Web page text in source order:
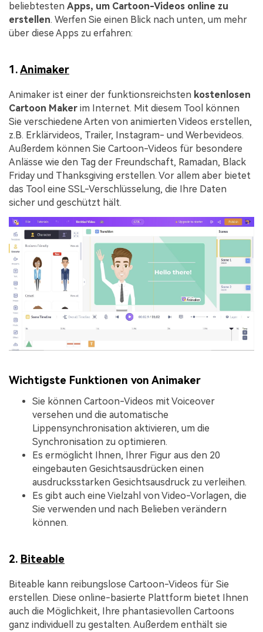
beliebtesten Apps, um Cartoon-Videos online zu
erstellen. Werfen Sie einen Blick nach unten, um mehr
über diese Apps zu erfahren:
1.Animaker
Animaker ist einer der funktionsreichsten kostenlosen
Cartoon Maker im Internet. Mit diesem Tool können
Sie verschiedene Arten von animierten Videos erstellen,
z.B. Erklärvideos, Trailer, Instagram- und Werbevideos.
Außerdem können Sie Cartoon-Videos für besondere
Anlässe wie den Tag der Freundschaft, Ramadan, Black
Friday und Thanksgiving erstellen. Vor allem aber bietet
das Tool eine SSL-Verschlüsselung, die Ihre Daten
sicher und geschützt hält.
Wichtigste Funktionen von Animaker
Sie können Cartoon-Videos mit Voiceover
versehen und die automatische
Lippensynchronisation aktivieren, um die
Synchronisation zu optimieren.
Es ermöglicht Ihnen, Ihrer Figur aus den 20
eingebauten Gesichtsausdrücken einen
ausdrucksstarken Gesichtsausdruck zu verleihen.
Es gibt auch eine Vielzahl von Video-Vorlagen, die
Sie verwenden und nach Belieben verändern
können.
2. Biteable
Biteable kann reibungslose Cartoon-Videos für Sie
erstellen. Diese online-basierte Plattform bietet Ihnen
auch die Möglichkeit, Ihre phantasievollen Cartoons
ganz individuell zu gestalten. Außerdem enthält sie